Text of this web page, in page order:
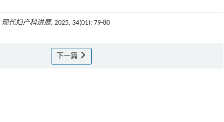
现代妇产科进展, 2025, 34(01): 79-80
下一篇